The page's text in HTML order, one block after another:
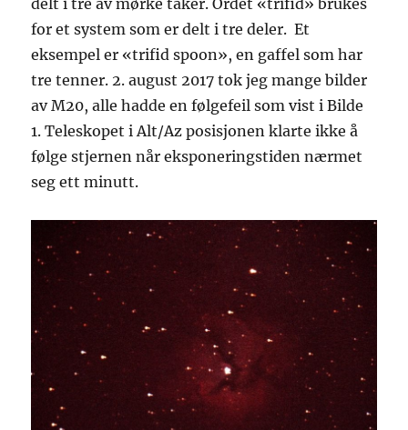
for et system som er delt i tre deler. Et
eksempel er «trifid spoon», en gaffel som har
tre tenner. 2. august 2017 tok jeg mange bilder
av M20, alle hadde en følgefeil som vist i Bilde
1. Teleskopet i Alt/Az posisjonen klarte ikke å
følge stjernen når eksponeringstiden nærmet
seg ett minutt.